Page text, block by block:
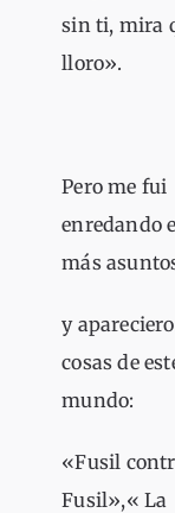
sin ti, mira
lloro».
Pero me fui
enredando
más
y
cosas de
mundo:
«Fusil
Fusil»,« La